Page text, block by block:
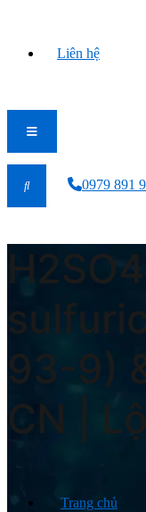
Liên hệ
0979 891
93-9)
CN |
Trang chủ